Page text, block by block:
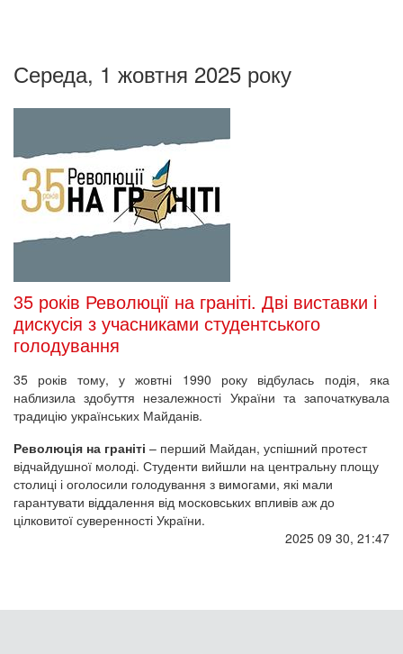
Середа, 1 жовтня 2025 року
35 років Революції на граніті. Дві виставки і
дискусія з учасниками студентського
голодування
35 років тому, у жовтні 1990 року відбулась подія, яка
наблизила здобуття незалежності України та започаткувала
традицію українських Майданів.
Революція на граніті – перший Майдан, успішний протест
відчайдушної молоді. Студенти вийшли на центральну площу
столиці і оголосили голодування з вимогами, які мали
гарантувати віддалення від московських впливів аж до
цілковитої суверенності України.
2025 09 30, 21:47